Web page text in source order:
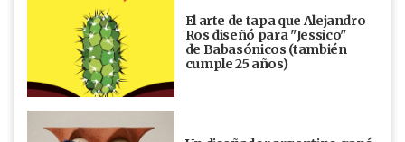
El arte de tapa que Alejandro
Ros diseñó para "Jessico"
de Babasónicos (también
cumple 25 años)